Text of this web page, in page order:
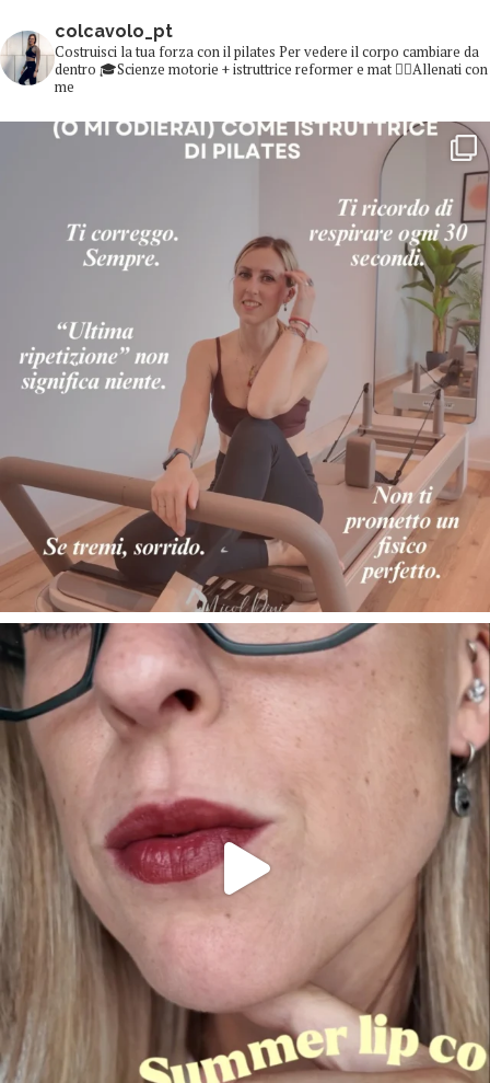
colcavolo_pt
Costruisci la tua forza con il pilates Per vedere il corpo cambiare da
dentro 🎓Scienze motorie + istruttrice reformer e mat 👇🏻Allenati con
me